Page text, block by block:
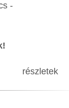
-
részletek